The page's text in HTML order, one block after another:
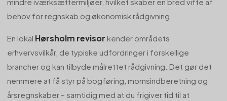
behov for regnskab og økonomisk rådgivning.
En lokal Hørsholm revisor kender områdets
erhvervsvilkår, de typiske udfordringer i forskellige
brancher og kan tilbyde målrettet rådgivning. Det gør det
nemmere at få styr på bogføring, momsindberetning og
årsregnskaber – samtidig med at du frigiver tid til at